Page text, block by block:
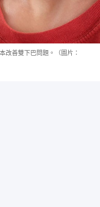
改善雙下巴問題。（圖片：